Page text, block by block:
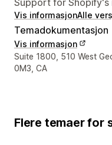
Vis informasjonAlle
Temadokumentasjon
Vis informasjon
Designerens
Suite 1800, 510 West
0M3, CA
Flere temaer for